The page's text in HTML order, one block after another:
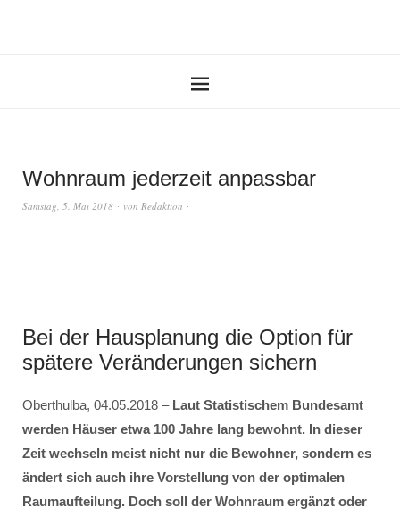
Wohnraum jederzeit anpassbar
Samstag, 5. Mai 2018 von Redaktion
Bei der Hausplanung die Option für
spätere Veränderungen sichern
Oberthulba, 04.05.2018 – Laut Statistischem Bundesamt
werden Häuser etwa 100 Jahre lang bewohnt. In dieser
Zeit wechseln meist nicht nur die Bewohner, sondern es
ändert sich auch ihre Vorstellung von der optimalen
Raumaufteilung. Doch soll der Wohnraum ergänzt oder